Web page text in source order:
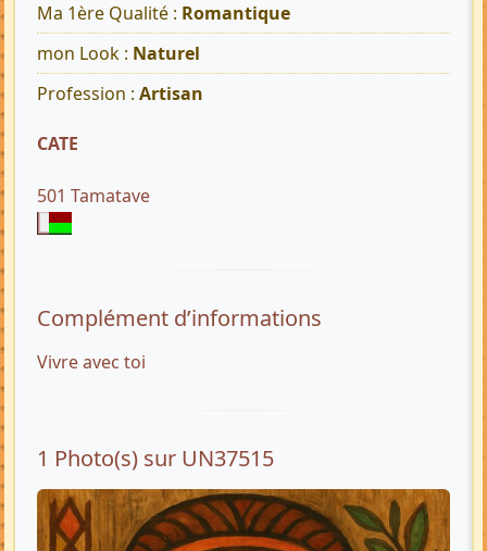
Ma 1ère Qualité : Romantique
mon Look : Naturel
Profession : Artisan
CATE
501 Tamatave
Complément d’informations
Vivre avec toi
1 Photo(s) sur UN37515